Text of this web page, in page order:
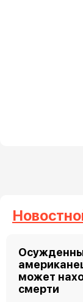
может
смерти